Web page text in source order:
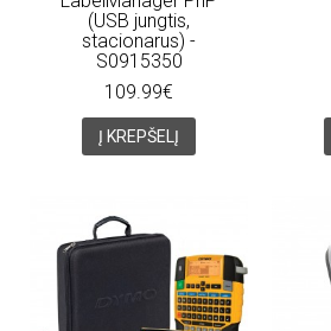
(USB jungtis,
stacionarus) -
S0915350
109.99€
Į KREPŠELĮ